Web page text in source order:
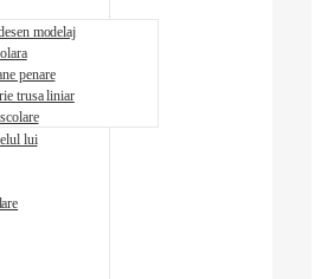
modelaj
penare
trusa liniar
lui